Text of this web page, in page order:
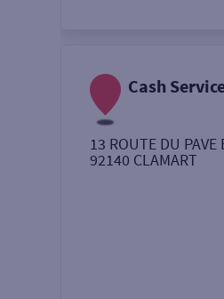
Cash
13 ROUTE DU PAVE
92140 CLAMART